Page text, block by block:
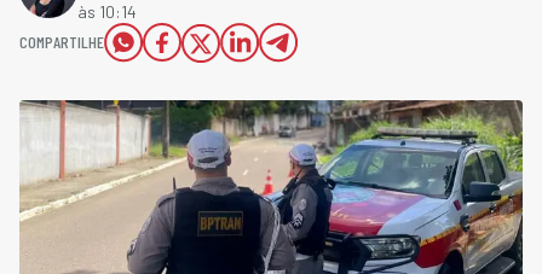
às 10:14
COMPARTILHE